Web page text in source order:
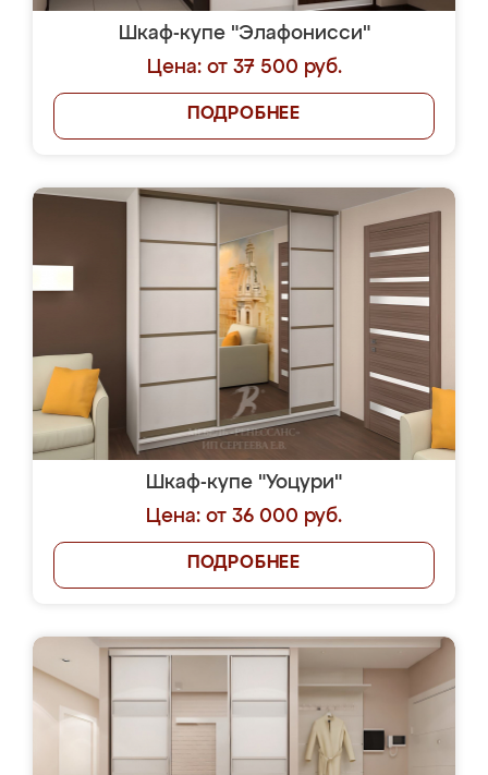
Шкаф-купе "Элафонисси"
Цена: от 37 500 руб.
ПОДРОБНЕЕ
Шкаф-купе "Уоцури"
Цена: от 36 000 руб.
ПОДРОБНЕЕ